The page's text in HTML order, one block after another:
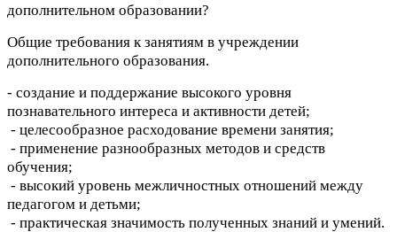
дополнительном образовании?
Общие требования к занятиям в учреждении
дополнительного образования.
- создание и поддержание высокого уровня
познавательного интереса и активности детей;
- целесообразное расходование времени занятия;
- применение разнообразных методов и средств
обучения;
- высокий уровень межличностных отношений между
педагогом и детьми;
- практическая значимость полученных знаний и умений.